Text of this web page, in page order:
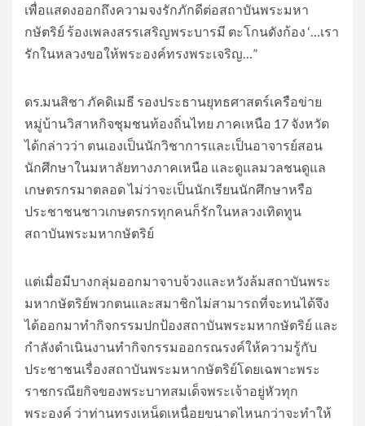
เพื่อแสดงออกถึงความจงรักภักดีต่อสถาบันพระมหา
กษัตริย์ ร้องเพลงสรรเสริญพระบารมี ตะโกนดังก้อง ‘…เรา
รักในหลวงขอให้พระองค์ทรงพระเจริญ…”
ดร.มนสิชา ภัคดิเมธี รองประธานยุทธศาสตร์เครือข่าย
หมู่บ้านวิสาหกิจชุมชนท้องถิ่นไทย ภาคเหนือ 17 จังหวัด
ได้กล่าวว่า ตนเองเป็นนักวิชาการและเป็นอาจารย์สอน
นักศึกษาในมหาลัยทางภาคเหนือ และดูแลมวลชนดูแล
เกษตรกรมาตลอด ไม่ว่าจะเป็นนักเรียนนักศึกษาหรือ
ประชาชนชาวเกษตรกรทุกคนก็รักในหลวงเทิดทูน
สถาบันพระมหากษัตริย์
แต่เมื่อมีบางกลุ่มออกมาจาบจ้วงและหวังล้มสถาบันพระ
มหากษัตริย์พวกตนและสมาชิกไม่สามารถที่จะทนได้จึง
ได้ออกมาทำกิจกรรมปกป้องสถาบันพระมหากษัตริย์ และ
กำลังดำเนินงานทำกิจกรรมออกรณรงค์ให้ความรู้กับ
ประชาชนเรื่องสถาบันพระมหากษัตริย์โดยเฉพาะพระ
ราชกรณียกิจของพระบาทสมเด็จพระเจ้าอยู่หัวทุก
พระองค์ ว่าท่านทรงเหน็ดเหนื่อยขนาดไหนกว่าจะทำให้